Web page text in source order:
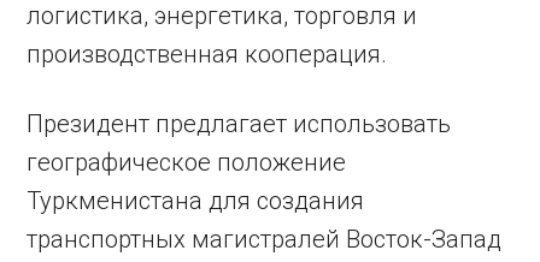
логистика, энергетика, торговля и
производственная кооперация.
Президент предлагает использовать
географическое положение
Туркменистана для создания
транспортных магистралей Восток-Запад